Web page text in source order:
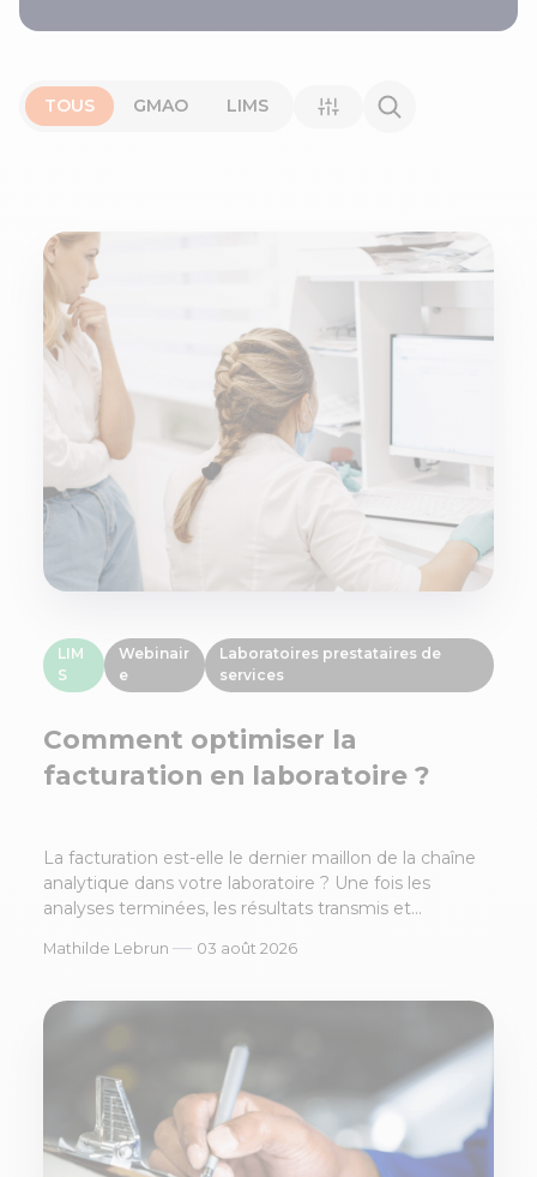
TOUS GMAO LIMS
LIM
S
Webinair
e
Laboratoires prestataires de
services
Comment optimiser la
facturation en laboratoire ?
La facturation est-elle le dernier maillon de la chaîne
analytique dans votre laboratoire ? Une fois les
analyses terminées, les résultats transmis et...
Mathilde Lebrun — 03 août 2026